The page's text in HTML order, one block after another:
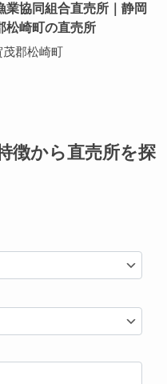
業協同組合直売所｜静岡
松崎町の直売所
茂郡松崎町
徴から直売所を探